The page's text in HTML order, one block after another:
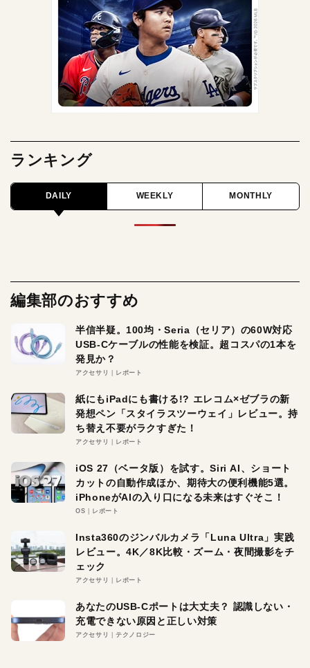
ランキング
DAILY WEEKLY MONTHLY
編集部のおすすめ
半信半疑。100均・Seria（セリア）の60W対応
USB-Cケーブルの性能を検証。超コスパの1本を
発見か？
アクセサリ レポート
紙にもiPadにも書ける!? エレコム×ゼブラの新
発想ペン「スタイラスツーウェイ」レビュー。持
ち替え不要がラクすぎた！
アクセサリ レポート
iOS 27（ベータ版）を試す。Siri AI、ショート
カットの自動作成ほか、期待大の便利機能5選。
iPhoneがAIの入り口になる未来はすぐそこ！
OS レポート
Insta360のジンバルカメラ「Luna Ultra」実践
レビュー。4K／8K比較・ズーム・夜間撮影をチ
ェック
アクセサリ レポート
あなたのUSB-Cポートは大丈夫？ 認識しない・
充電できない原因と正しい対策
アクセサリ テクノロジー